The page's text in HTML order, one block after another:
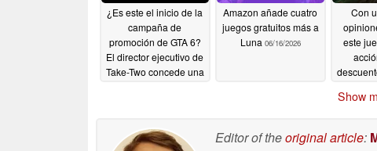
¿Es este el inicio de la
campaña de
promoción de GTA 6?
El director ejecutivo de
Take-Two concede una
Amazon añade cuatro
juegos gratuitos más a
Luna 06/16/2026
Con
este
Show
Editor of theoriginal article: